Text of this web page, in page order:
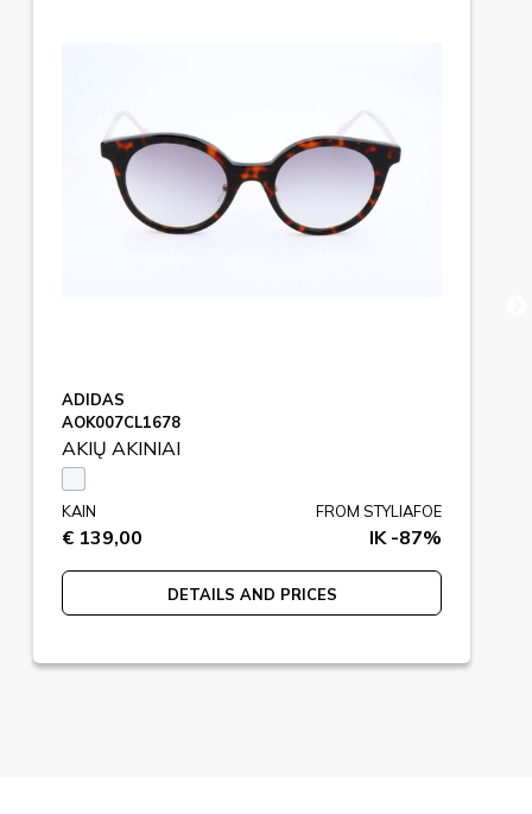
ADIDAS
AOK007CL1678
AKIŲ AKINIAI
KAIN
€ 139,00
FROM STYLIAFOE
IK -87%
DETAILS AND PRICES